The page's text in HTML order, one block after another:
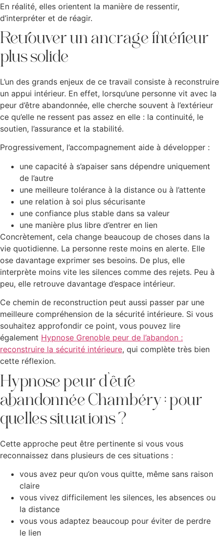
En réalité, elles orientent la manière de ressentir,
d’interpréter et de réagir.
Retrouver un ancrage intérieur
plus solide
L’un des grands enjeux de ce travail consiste à reconstruire
un appui intérieur. En effet, lorsqu’une personne vit avec la
peur d’être abandonnée, elle cherche souvent à l’extérieur
ce qu’elle ne ressent pas assez en elle : la continuité, le
soutien, l’assurance et la stabilité.
Progressivement, l’accompagnement aide à développer :
une capacité à s’apaiser sans dépendre uniquement
de l’autre
une meilleure tolérance à la distance ou à l’attente
une relation à soi plus sécurisante
une confiance plus stable dans sa valeur
une manière plus libre d’entrer en lien
Concrètement, cela change beaucoup de choses dans la
vie quotidienne. La personne reste moins en alerte. Elle
ose davantage exprimer ses besoins. De plus, elle
interprète moins vite les silences comme des rejets. Peu à
peu, elle retrouve davantage d’espace intérieur.
Ce chemin de reconstruction peut aussi passer par une
meilleure compréhension de la sécurité intérieure. Si vous
souhaitez approfondir ce point, vous pouvez lire
également Hypnose Grenoble peur de l’abandon :
reconstruire la sécurité intérieure, qui complète très bien
cette réflexion.
Hypnose peur d’être
abandonnée Chambéry : pour
quelles situations ?
Cette approche peut être pertinente si vous vous
reconnaissez dans plusieurs de ces situations :
vous avez peur qu’on vous quitte, même sans raison
claire
vous vivez difficilement les silences, les absences ou
la distance
vous vous adaptez beaucoup pour éviter de perdre
le lien